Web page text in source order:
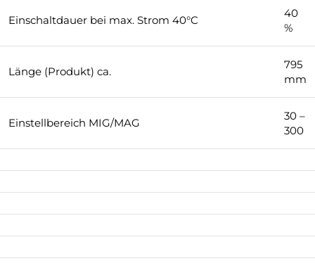
Einschaltdauer bei max. Strom 40°C
40
%
Länge (Produkt) ca.
795
mm
Einstellbereich MIG/MAG
30 –
300